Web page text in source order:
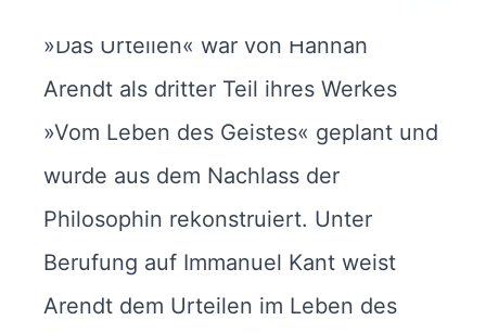
»Das Urteilen« war von Hannah
Arendt als dritter Teil ihres Werkes
»Vom Leben des Geistes« geplant und
wurde aus dem Nachlass der
Philosophin rekonstruiert. Unter
Berufung auf Immanuel Kant weist
Arendt dem Urteilen im Leben des